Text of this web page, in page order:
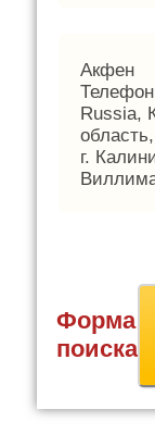
Акфен
Russia,
область,
г.
Форма
поиска